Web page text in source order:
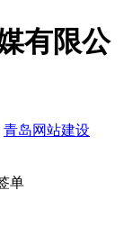
有限公
青岛网站建设
单